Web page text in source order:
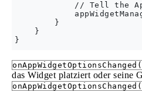
// Tell the
        }
    }
das Widget platziert oder seine